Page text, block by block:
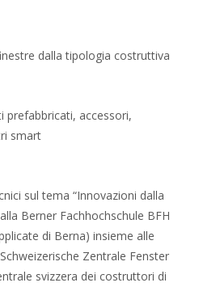
dalla tipologia costruttiva
prefabbricati, accessori,
smart
sul tema “Innovazioni dalla
Berner Fachhochschule BFH
di Berna) insieme alle
Zentrale Fenster
svizzera dei costruttori di